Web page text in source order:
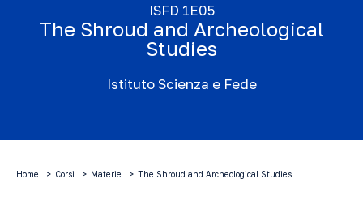
ISFD 1E05
The Shroud and Archeological
Studies
Istituto Scienza e Fede
Home Corsi Materie The Shroud and Archeological Studies